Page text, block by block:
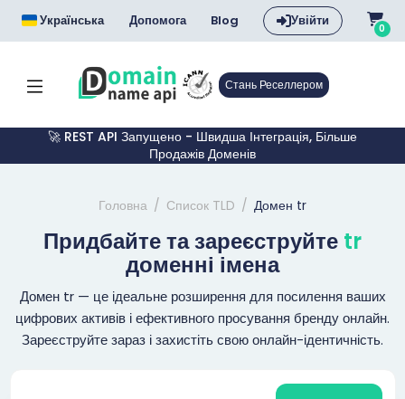
Українська Допомога Blog Увійти 0
Стань Реселлером
🚀 REST API Запущено - Швидша Інтеграція, Більше
Продажів Доменів
Головна Список TLD Домен tr
Придбайте та зареєструйте tr
доменні імена
Домен tr — це ідеальне розширення для посилення ваших
цифрових активів і ефективного просування бренду онлайн.
Зареєструйте зараз і захистіть свою онлайн-ідентичність.